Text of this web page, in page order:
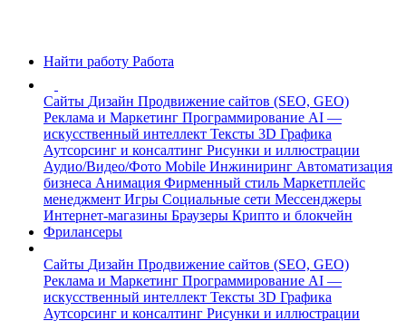
Найти работу Работа
Сайты Дизайн Продвижение сайтов (SEO, GEO)
Реклама и Маркетинг Программирование AI —
искусственный интеллект Тексты 3D Графика
Аутсорсинг и консалтинг Рисунки и иллюстрации
Аудио/Видео/Фото Mobile Инжиниринг Автоматизация
бизнеса Анимация Фирменный стиль Маркетплейс
менеджмент Игры Социальные сети Мессенджеры
Интернет-магазины Браузеры Крипто и блокчейн
Фрилансеры
Сайты Дизайн Продвижение сайтов (SEO, GEO)
Реклама и Маркетинг Программирование AI —
искусственный интеллект Тексты 3D Графика
Аутсорсинг и консалтинг Рисунки и иллюстрации